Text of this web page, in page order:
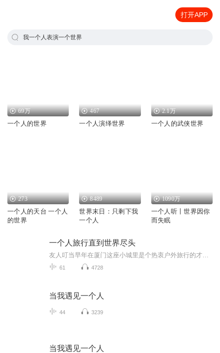
打开APP
我一个人表演一个世界
69万
一个人的世界
467
一个人演绎世界
2.1万
一个人的武侠世界
273
一个人的天台 一个人
的世界
8489
世界末日：只剩下我
一个人
1090万
一个人听丨世界因你
而失眠
一个人旅行直到世界尽头
61 4728
当我遇见一个人
44 3239
当我遇见一个人